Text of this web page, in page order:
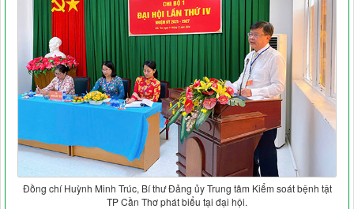
Đồng chí Huỳnh Minh Trúc, Bí thư Đảng ủy Trung tâm Kiểm soát bệnh tật
TP Cần Thơ phát biểu tại đại hội.